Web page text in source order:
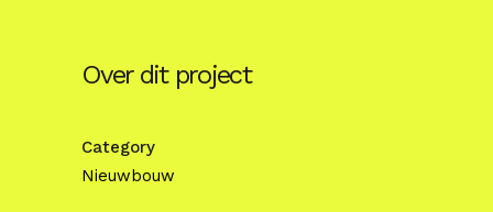
Over dit project
Category
Nieuwbouw